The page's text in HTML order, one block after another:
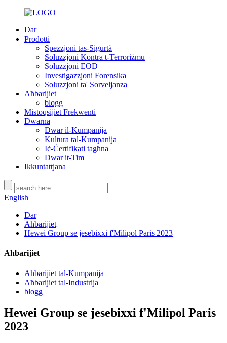
Dar
Prodotti
Spezzjoni tas-Sigurtà
Soluzzjoni Kontra t-Terroriżmu
Soluzzjoni EOD
Investigazzjoni Forensika
Soluzzjoni ta' Sorveljanza
Aħbarijiet
blogg
Mistoqsijiet Frekwenti
Dwarna
Dwar il-Kumpanija
Kultura tal-Kumpanija
Iċ-Ċertifikati tagħna
Dwar it-Tim
Ikkuntattjana
English
Dar
Aħbarijiet
Hewei Group se jesebixxi f'Milipol Paris 2023
Aħbarijiet
Aħbarijiet tal-Kumpanija
Aħbarijiet tal-Industrija
blogg
Hewei Group se jesebixxi f'Milipol Paris
2023